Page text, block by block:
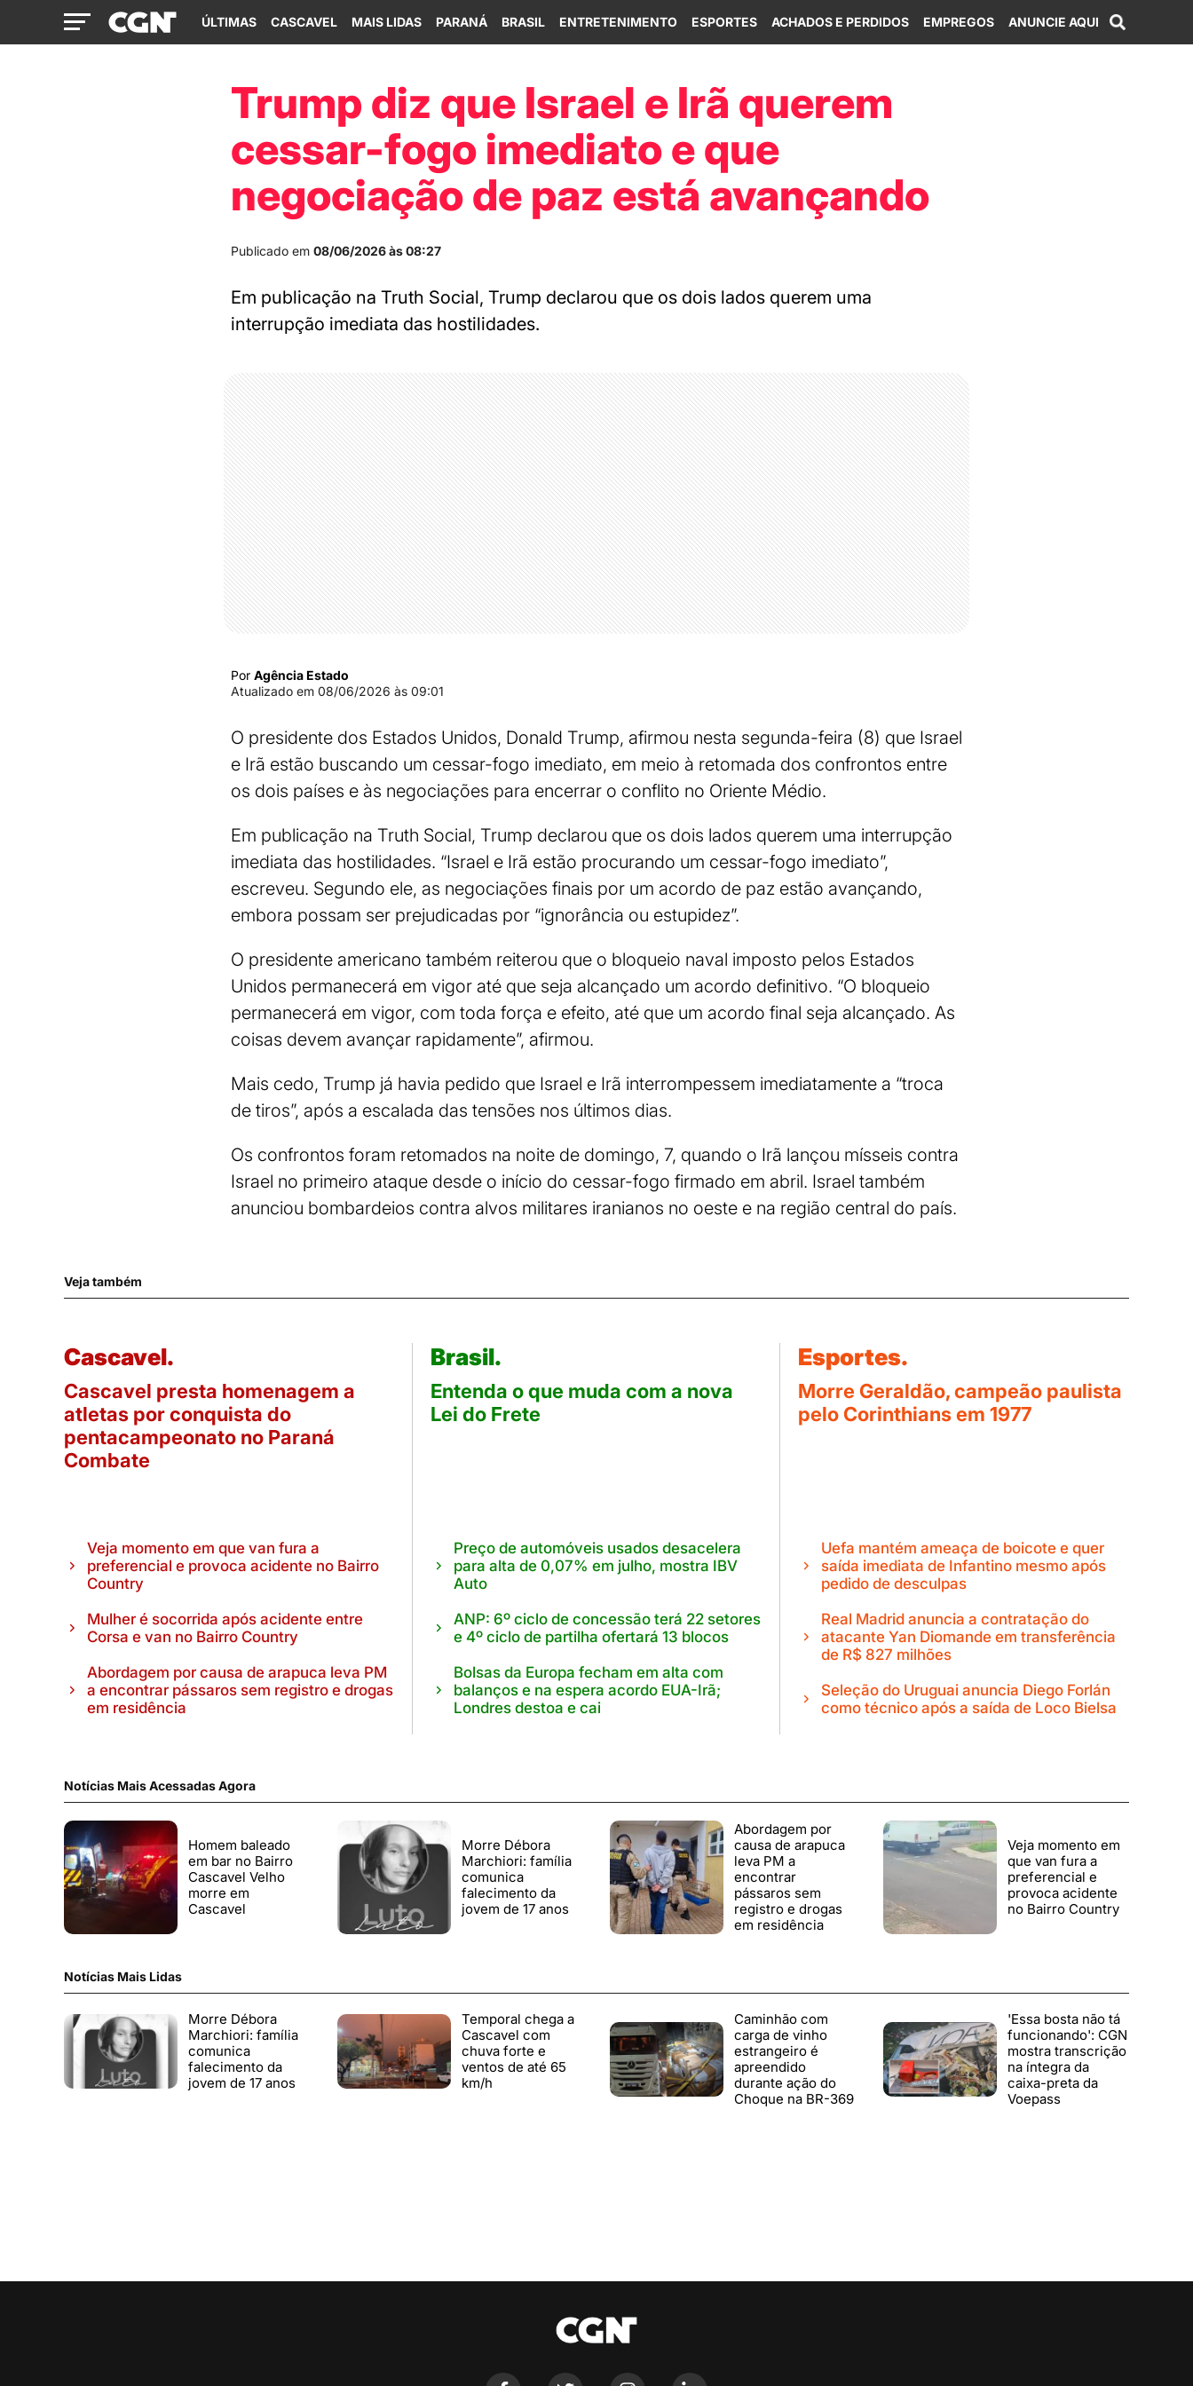
ÚLTIMAS CASCAVEL MAIS LIDAS PARANÁ BRASIL ENTRETENIMENTO ESPORTES ACHADOS E PERDIDOS EMPREGOS ANUNCIE AQUI
Trump diz que Israel e Irã querem
cessar-fogo imediato e que
negociação de paz está avançando
Publicado em 08/06/2026 às 08:27
Em publicação na Truth Social, Trump declarou que os dois lados querem uma
interrupção imediata das hostilidades.
Por Agência Estado
Atualizado em 08/06/2026 às 09:01
O presidente dos Estados Unidos, Donald Trump, afirmou nesta segunda-feira (8) que Israel
e Irã estão buscando um cessar-fogo imediato, em meio à retomada dos confrontos entre
os dois países e às negociações para encerrar o conflito no Oriente Médio.
Em publicação na Truth Social, Trump declarou que os dois lados querem uma interrupção
imediata das hostilidades. “Israel e Irã estão procurando um cessar-fogo imediato”,
escreveu. Segundo ele, as negociações finais por um acordo de paz estão avançando,
embora possam ser prejudicadas por “ignorância ou estupidez”.
O presidente americano também reiterou que o bloqueio naval imposto pelos Estados
Unidos permanecerá em vigor até que seja alcançado um acordo definitivo. “O bloqueio
permanecerá em vigor, com toda força e efeito, até que um acordo final seja alcançado. As
coisas devem avançar rapidamente”, afirmou.
Mais cedo, Trump já havia pedido que Israel e Irã interrompessem imediatamente a “troca
de tiros”, após a escalada das tensões nos últimos dias.
Os confrontos foram retomados na noite de domingo, 7, quando o Irã lançou mísseis contra
Israel no primeiro ataque desde o início do cessar-fogo firmado em abril. Israel também
anunciou bombardeios contra alvos militares iranianos no oeste e na região central do país.
Veja também
Cascavel.
Cascavel presta homenagem a
atletas por conquista do
pentacampeonato no Paraná
Combate
Veja momento em que van fura a
preferencial e provoca acidente no Bairro
Country
Mulher é socorrida após acidente entre
Corsa e van no Bairro Country
Abordagem por causa de arapuca leva PM
a encontrar pássaros sem registro e drogas
em residência
Brasil.
Entenda o que muda com a nova
Lei do Frete
Preço de automóveis usados desacelera
para alta de 0,07% em julho, mostra IBV
Auto
ANP: 6º ciclo de concessão terá 22 setores
e 4º ciclo de partilha ofertará 13 blocos
Bolsas da Europa fecham em alta com
balanços e na espera acordo EUA-Irã;
Londres destoa e cai
Esportes.
Morre Geraldão, campeão paulista
pelo Corinthians em 1977
Uefa mantém ameaça de boicote e quer
saída imediata de Infantino mesmo após
pedido de desculpas
Real Madrid anuncia a contratação do
atacante Yan Diomande em transferência
de R$ 827 milhões
Seleção do Uruguai anuncia Diego Forlán
como técnico após a saída de Loco Bielsa
Notícias Mais Acessadas Agora
Homem baleado
em bar no Bairro
Cascavel Velho
morre em
Cascavel
Morre Débora
Marchiori: família
comunica
falecimento da
jovem de 17 anos
Abordagem por
causa de arapuca
leva PM a
encontrar
pássaros sem
registro e drogas
em residência
Veja momento em
que van fura a
preferencial e
provoca acidente
no Bairro Country
Notícias Mais Lidas
Morre Débora
Marchiori: família
comunica
falecimento da
jovem de 17 anos
Temporal chega a
Cascavel com
chuva forte e
ventos de até 65
km/h
Caminhão com
carga de vinho
estrangeiro é
apreendido
durante ação do
Choque na BR-369
'Essa bosta não tá
funcionando': CGN
mostra transcrição
na íntegra da
caixa-preta da
Voepass